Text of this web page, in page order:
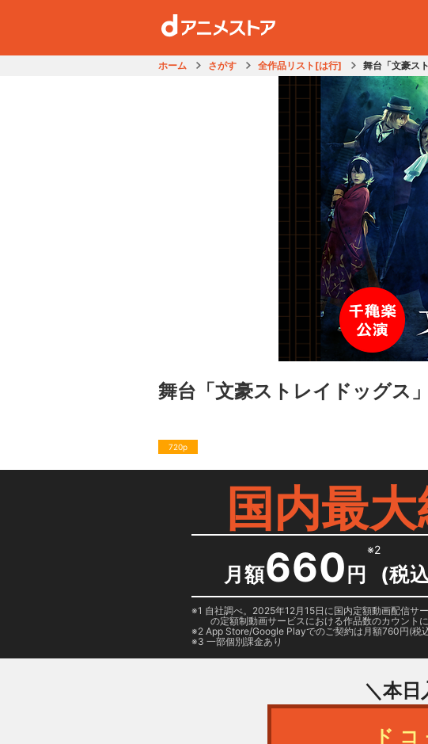
ホーム さがす 全作品リスト[は行] 舞台「文豪ス
舞台「文豪ストレイドッグス
720p
国内最大
月額660 円
※2
(税
1 自社調べ。2025年12月15日に国内定額動画配信サ
の定額制動画サービスにおける作品数のカウント
2 App Store/Google Playでのご契約は月額760円(税
3 一部個別課金あり
＼本
ド